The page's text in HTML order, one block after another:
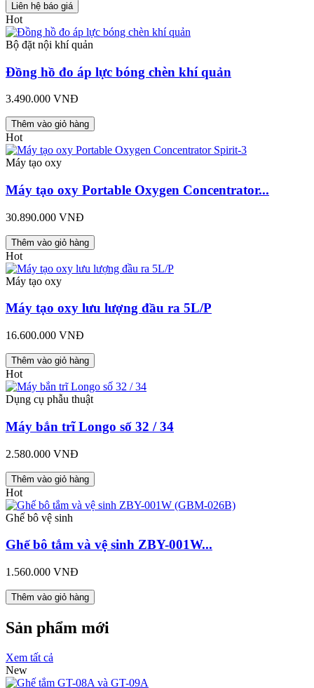
Liên hệ báo giá
Hot
Bộ đặt nội khí quản
Đồng hồ đo áp lực bóng chèn khí quản
3.490.000 VNĐ
Thêm vào giỏ hàng
Hot
Máy tạo oxy
Máy tạo oxy Portable Oxygen Concentrator...
30.890.000 VNĐ
Thêm vào giỏ hàng
Hot
Máy tạo oxy
Máy tạo oxy lưu lượng đầu ra 5L/P
16.600.000 VNĐ
Thêm vào giỏ hàng
Hot
Dụng cụ phẫu thuật
Máy bắn trĩ Longo số 32 / 34
2.580.000 VNĐ
Thêm vào giỏ hàng
Hot
Ghế bô vệ sinh
Ghế bô tắm và vệ sinh ZBY-001W...
1.560.000 VNĐ
Thêm vào giỏ hàng
Sản phẩm mới
Xem tất cả
New